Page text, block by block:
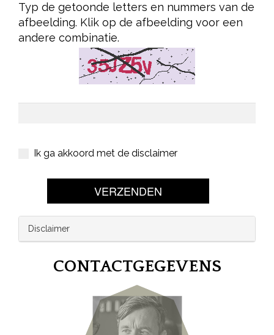
Typ de getoonde letters en nummers van de
afbeelding. Klik op de afbeelding voor een
andere combinatie.
Ik ga akkoord met de disclaimer
VERZENDEN
Disclaimer
CONTACTGEGEVENS